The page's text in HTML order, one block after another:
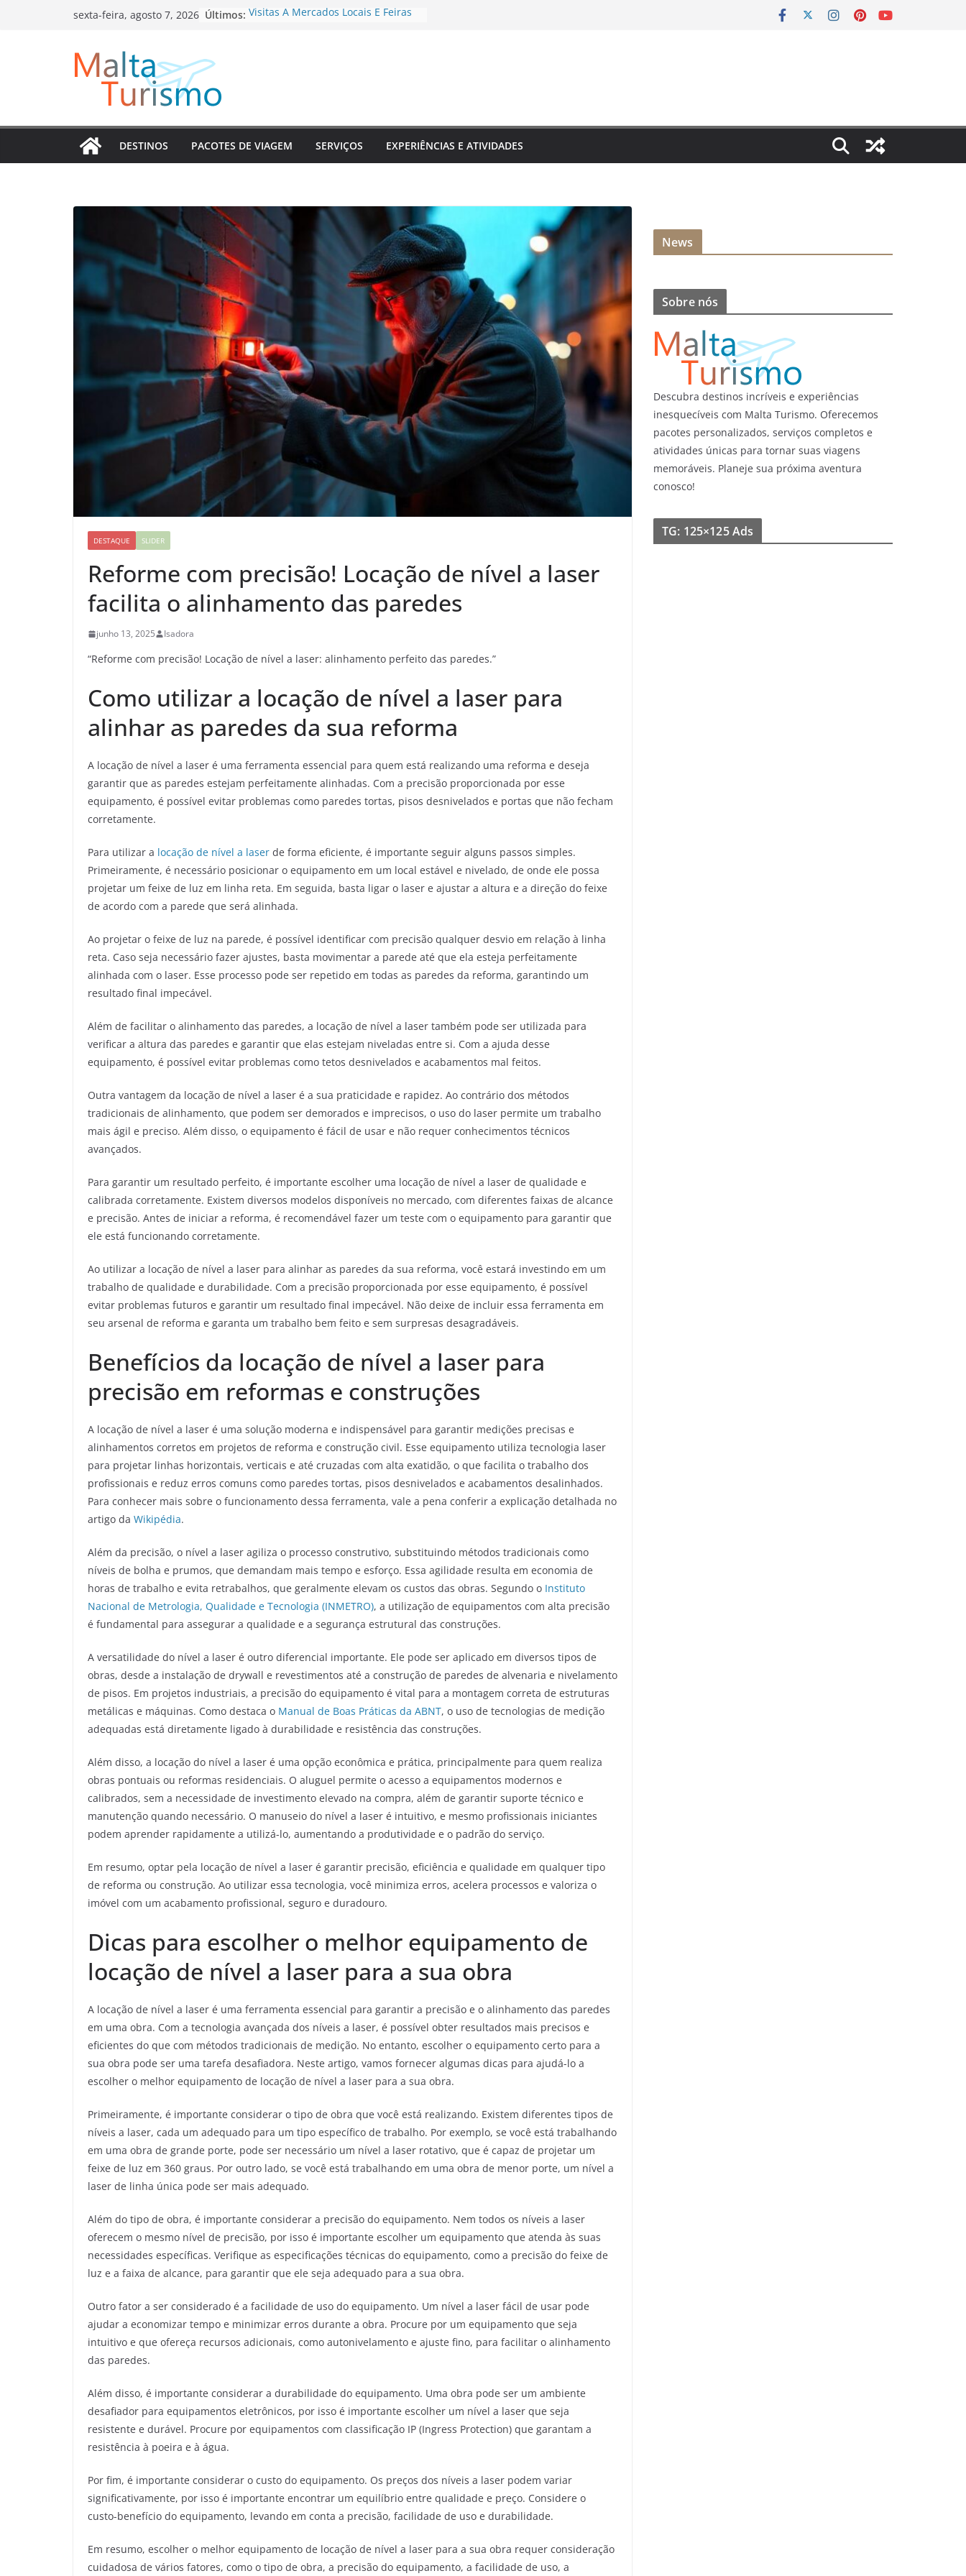
sexta-feira, agosto 7, 2026 Últimos: Visitas A Mercados Locais E Feiras
Como Viver Experiências únicas
Gastando Pouco
DESTINOS PACOTES DE VIAGEM SERVIÇOS EXPERIÊNCIAS E ATIVIDADES
DESTAQUE SLIDER
Reforme com precisão! Locação de nível a laser
facilita o alinhamento das paredes
junho 13, 2025 Isadora
“Reforme com precisão! Locação de nível a laser: alinhamento perfeito das paredes.”
Como utilizar a locação de nível a laser para
alinhar as paredes da sua reforma
A locação de nível a laser é uma ferramenta essencial para quem está realizando uma reforma e deseja
garantir que as paredes estejam perfeitamente alinhadas. Com a precisão proporcionada por esse
equipamento, é possível evitar problemas como paredes tortas, pisos desnivelados e portas que não fecham
corretamente.
Para utilizar a locação de nível a laser de forma eficiente, é importante seguir alguns passos simples.
Primeiramente, é necessário posicionar o equipamento em um local estável e nivelado, de onde ele possa
projetar um feixe de luz em linha reta. Em seguida, basta ligar o laser e ajustar a altura e a direção do feixe
de acordo com a parede que será alinhada.
Ao projetar o feixe de luz na parede, é possível identificar com precisão qualquer desvio em relação à linha
reta. Caso seja necessário fazer ajustes, basta movimentar a parede até que ela esteja perfeitamente
alinhada com o laser. Esse processo pode ser repetido em todas as paredes da reforma, garantindo um
resultado final impecável.
Além de facilitar o alinhamento das paredes, a locação de nível a laser também pode ser utilizada para
verificar a altura das paredes e garantir que elas estejam niveladas entre si. Com a ajuda desse
equipamento, é possível evitar problemas como tetos desnivelados e acabamentos mal feitos.
Outra vantagem da locação de nível a laser é a sua praticidade e rapidez. Ao contrário dos métodos
tradicionais de alinhamento, que podem ser demorados e imprecisos, o uso do laser permite um trabalho
mais ágil e preciso. Além disso, o equipamento é fácil de usar e não requer conhecimentos técnicos
avançados.
Para garantir um resultado perfeito, é importante escolher uma locação de nível a laser de qualidade e
calibrada corretamente. Existem diversos modelos disponíveis no mercado, com diferentes faixas de alcance
e precisão. Antes de iniciar a reforma, é recomendável fazer um teste com o equipamento para garantir que
ele está funcionando corretamente.
Ao utilizar a locação de nível a laser para alinhar as paredes da sua reforma, você estará investindo em um
trabalho de qualidade e durabilidade. Com a precisão proporcionada por esse equipamento, é possível
evitar problemas futuros e garantir um resultado final impecável. Não deixe de incluir essa ferramenta em
seu arsenal de reforma e garanta um trabalho bem feito e sem surpresas desagradáveis.
Benefícios da locação de nível a laser para
precisão em reformas e construções
A locação de nível a laser é uma solução moderna e indispensável para garantir medições precisas e
alinhamentos corretos em projetos de reforma e construção civil. Esse equipamento utiliza tecnologia laser
para projetar linhas horizontais, verticais e até cruzadas com alta exatidão, o que facilita o trabalho dos
profissionais e reduz erros comuns como paredes tortas, pisos desnivelados e acabamentos desalinhados.
Para conhecer mais sobre o funcionamento dessa ferramenta, vale a pena conferir a explicação detalhada no
artigo da Wikipédia.
Além da precisão, o nível a laser agiliza o processo construtivo, substituindo métodos tradicionais como
níveis de bolha e prumos, que demandam mais tempo e esforço. Essa agilidade resulta em economia de
horas de trabalho e evita retrabalhos, que geralmente elevam os custos das obras. Segundo o Instituto
Nacional de Metrologia, Qualidade e Tecnologia (INMETRO), a utilização de equipamentos com alta precisão
é fundamental para assegurar a qualidade e a segurança estrutural das construções.
A versatilidade do nível a laser é outro diferencial importante. Ele pode ser aplicado em diversos tipos de
obras, desde a instalação de drywall e revestimentos até a construção de paredes de alvenaria e nivelamento
de pisos. Em projetos industriais, a precisão do equipamento é vital para a montagem correta de estruturas
metálicas e máquinas. Como destaca o Manual de Boas Práticas da ABNT, o uso de tecnologias de medição
adequadas está diretamente ligado à durabilidade e resistência das construções.
Além disso, a locação do nível a laser é uma opção econômica e prática, principalmente para quem realiza
obras pontuais ou reformas residenciais. O aluguel permite o acesso a equipamentos modernos e
calibrados, sem a necessidade de investimento elevado na compra, além de garantir suporte técnico e
manutenção quando necessário. O manuseio do nível a laser é intuitivo, e mesmo profissionais iniciantes
podem aprender rapidamente a utilizá-lo, aumentando a produtividade e o padrão do serviço.
Em resumo, optar pela locação de nível a laser é garantir precisão, eficiência e qualidade em qualquer tipo
de reforma ou construção. Ao utilizar essa tecnologia, você minimiza erros, acelera processos e valoriza o
imóvel com um acabamento profissional, seguro e duradouro.
Dicas para escolher o melhor equipamento de
locação de nível a laser para a sua obra
A locação de nível a laser é uma ferramenta essencial para garantir a precisão e o alinhamento das paredes
em uma obra. Com a tecnologia avançada dos níveis a laser, é possível obter resultados mais precisos e
eficientes do que com métodos tradicionais de medição. No entanto, escolher o equipamento certo para a
sua obra pode ser uma tarefa desafiadora. Neste artigo, vamos fornecer algumas dicas para ajudá-lo a
escolher o melhor equipamento de locação de nível a laser para a sua obra.
Primeiramente, é importante considerar o tipo de obra que você está realizando. Existem diferentes tipos de
níveis a laser, cada um adequado para um tipo específico de trabalho. Por exemplo, se você está trabalhando
em uma obra de grande porte, pode ser necessário um nível a laser rotativo, que é capaz de projetar um
feixe de luz em 360 graus. Por outro lado, se você está trabalhando em uma obra de menor porte, um nível a
laser de linha única pode ser mais adequado.
Além do tipo de obra, é importante considerar a precisão do equipamento. Nem todos os níveis a laser
oferecem o mesmo nível de precisão, por isso é importante escolher um equipamento que atenda às suas
necessidades específicas. Verifique as especificações técnicas do equipamento, como a precisão do feixe de
luz e a faixa de alcance, para garantir que ele seja adequado para a sua obra.
Outro fator a ser considerado é a facilidade de uso do equipamento. Um nível a laser fácil de usar pode
ajudar a economizar tempo e minimizar erros durante a obra. Procure por um equipamento que seja
intuitivo e que ofereça recursos adicionais, como autonivelamento e ajuste fino, para facilitar o alinhamento
das paredes.
Além disso, é importante considerar a durabilidade do equipamento. Uma obra pode ser um ambiente
desafiador para equipamentos eletrônicos, por isso é importante escolher um nível a laser que seja
resistente e durável. Procure por equipamentos com classificação IP (Ingress Protection) que garantam a
resistência à poeira e à água.
Por fim, é importante considerar o custo do equipamento. Os preços dos níveis a laser podem variar
significativamente, por isso é importante encontrar um equilíbrio entre qualidade e preço. Considere o
custo-benefício do equipamento, levando em conta a precisão, facilidade de uso e durabilidade.
Em resumo, escolher o melhor equipamento de locação de nível a laser para a sua obra requer consideração
cuidadosa de vários fatores, como o tipo de obra, a precisão do equipamento, a facilidade de uso, a
News
Sobre nós
Descubra destinos incríveis e experiências
inesquecíveis com Malta Turismo. Oferecemos
pacotes personalizados, serviços completos e
atividades únicas para tornar suas viagens
memoráveis. Planeje sua próxima aventura
conosco!
TG: 125×125 Ads